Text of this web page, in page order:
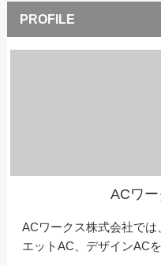
ACワ
ACワークス株式会社で
エットAC、デザインAC